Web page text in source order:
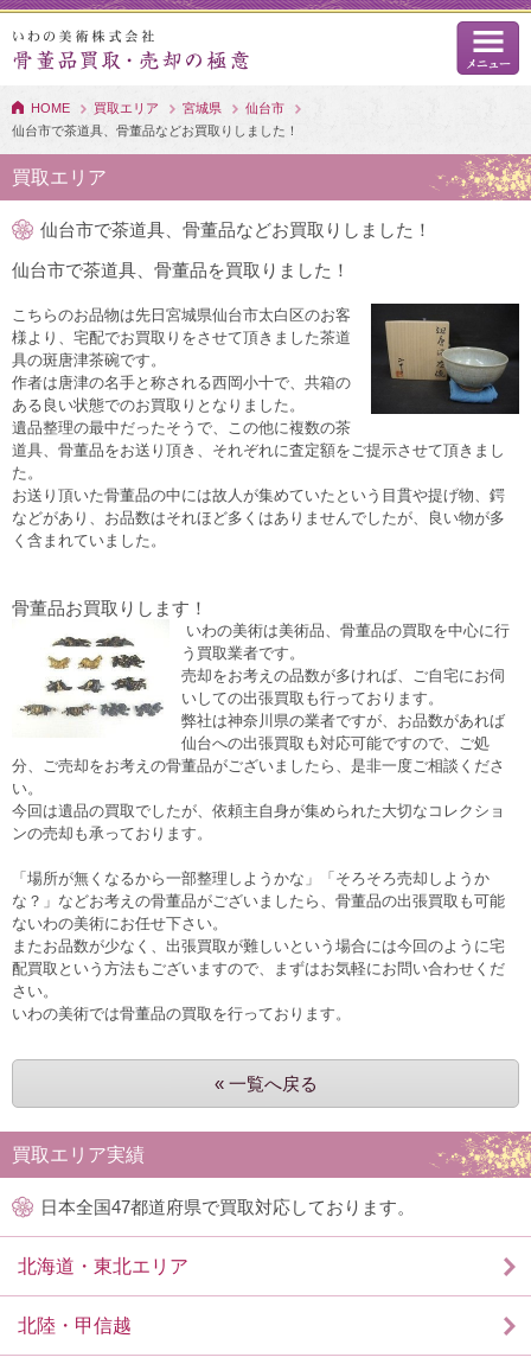
HOME 買取エリア 宮城県
仙台市
仙台市で茶道具、骨董品などお買取りしました！
買取エリア
仙台市で茶道具、骨董品などお買取りしました！
仙台市で茶道具、骨董品を買取りました！
こちらのお品物は先日宮城県仙台市太白区のお客
様より、宅配でお買取りをさせて頂きました茶道
具の斑唐津茶碗です。
作者は唐津の名手と称される西岡小十で、共箱の
ある良い状態でのお買取りとなりました。
遺品整理の最中だったそうで、この他に複数の茶
道具、骨董品をお送り頂き、それぞれに査定額をご提示させて頂きまし
た。
お送り頂いた骨董品の中には故人が集めていたという目貫や提げ物、鍔
などがあり、お品数はそれほど多くはありませんでしたが、良い物が多
く含まれていました。
骨董品お買取りします！
いわの美術は美術品、骨董品の買取を中心に行
う買取業者です。
売却をお考えの品数が多ければ、ご自宅にお伺
いしての出張買取も行っております。
弊社は神奈川県の業者ですが、お品数があれば
仙台への出張買取も対応可能ですので、ご処
分、ご売却をお考えの骨董品がございましたら、是非一度ご相談くださ
い。
今回は遺品の買取でしたが、依頼主自身が集められた大切なコレクショ
ンの売却も承っております。
「場所が無くなるから一部整理しようかな」「そろそろ売却しようか
な？」などお考えの骨董品がございましたら、骨董品の出張買取も可能
ないわの美術にお任せ下さい。
またお品数が少なく、出張買取が難しいという場合には今回のように宅
配買取という方法もございますので、まずはお気軽にお問い合わせくだ
さい。
いわの美術では骨董品の買取を行っております。
« 一覧へ戻る
買取エリア実績
日本全国47都道府県で買取対応しております。
北海道・東北エリア
北陸・甲信越